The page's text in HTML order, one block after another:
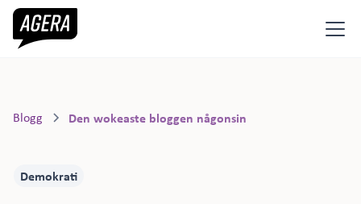
Blogg Den wokeaste bloggen någonsin
Demokrati